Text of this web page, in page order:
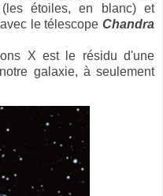
étoiles, en blanc) et
le télescope Chandra
X est le résidu d'une
galaxie, à seulement